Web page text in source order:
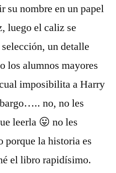
su nombre en un papel
luego el caliz se
un detalle
los alumnos mayores
imposibilita a Harry
no, no les
leerla 😛 no les
porque la historia es
el libro rapidí­simo.